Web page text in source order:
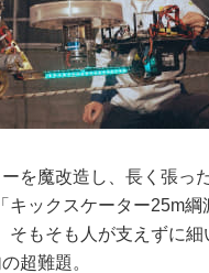
を魔改造し、長く張っ
キックスケーター25m
そもそも人が支えずに
超難題。